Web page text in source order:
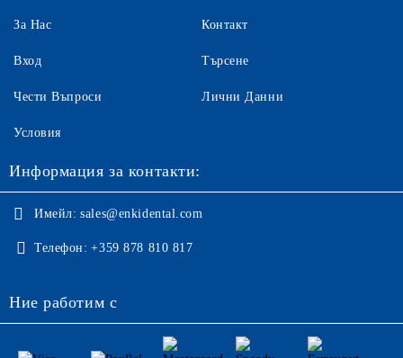
За Нас
Вход
Чести Въпроси
Контакт
Търсене
Лични Данни
Условия
Информация за контакти:
Имейл: sales@enkidental.com
Телефон: +359 878 810 817
Ние работим с